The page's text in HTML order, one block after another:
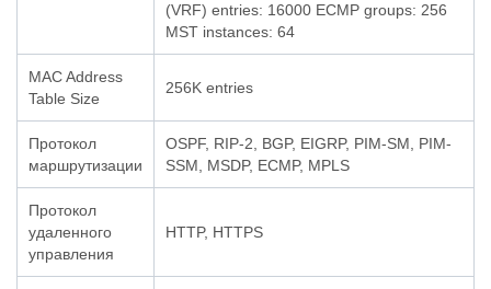
(VRF) entries: 16000 ECMP groups: 256
MST instances: 64
MAC Address
Table Size
256K entries
Протокол
маршрутизации
OSPF, RIP-2, BGP, EIGRP, PIM-SM, PIM-
SSM, MSDP, ECMP, MPLS
Протокол
удаленного
управления
HTTP, HTTPS